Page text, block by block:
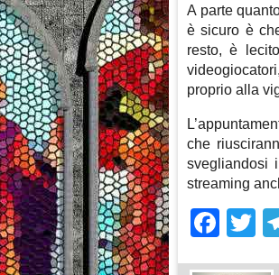
A parte
è sicuro è
resto, è
proprio alla
che
svegliandosi
streaming